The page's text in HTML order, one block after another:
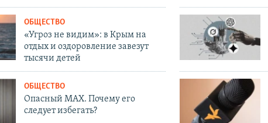
ОБЩЕСТВО
«Угроз не видим»: в Крым на
отдых и оздоровление завезут
тысячи детей
ОБЩЕСТВО
Опасный MAX. Почему его
следует избегать?